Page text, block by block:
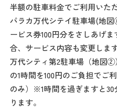
半額の駐車料金でご利用いた
パラカ万代シテイ駐車場(地
ービス券100円分をさしあげ
合、サービス内容も変更しま
万代シティ第2駐車場（地図
の1時間を100円のご負担でご
のみ）※1時間を過ぎますと30
ります。